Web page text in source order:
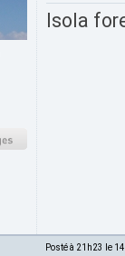
Isola
Posté à 21h23 le